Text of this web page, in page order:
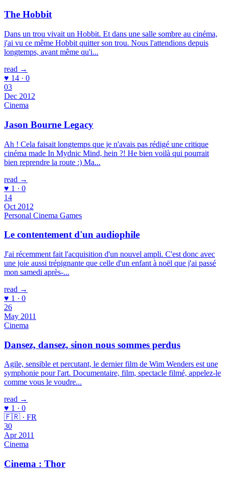
The Hobbit
Dans un trou vivait un Hobbit. Et dans une salle sombre au cinéma,
j'ai vu ce même Hobbit quitter son trou. Nous l'attendions depuis
longtemps, avant même qu'i...
read →
♥ 14 · 0
03
Dec 2012
Cinema
Jason Bourne Legacy
Ah ! Cela faisait longtemps que je n'avais pas rédigé une critique
cinéma made In Mydnic Mind, hein ?! He bien voilà qui pourrait
bien reprendre la route :) Ma...
read →
♥ 1 · 0
14
Oct 2012
Personal Cinema Games
Le contentement d'un audiophile
J'ai récemment fait l'acquisition d'un nouvel ampli. C'est donc avec
une joie aussi trépignante que celle d'un enfant à noël que j'ai passé
mon samedi après-...
read →
♥ 1 · 0
26
May 2011
Cinema
Dansez, dansez, sinon nous sommes perdus
Agile, sensible et percutant, le dernier film de Wim Wenders est une
symphonie pour l'art. Documentaire, film, spectacle filmé, appelez-le
comme vous le voudre...
read →
♥ 1 · 0
🇫🇷 · FR
30
Apr 2011
Cinema
Cinema : Thor